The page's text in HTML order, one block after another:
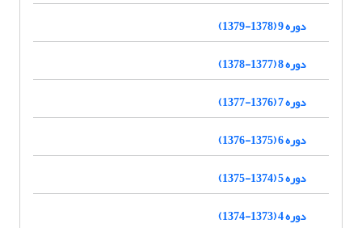
دوره 9 (1378-1379)
دوره 8 (1377-1378)
دوره 7 (1376-1377)
دوره 6 (1375-1376)
دوره 5 (1374-1375)
دوره 4 (1373-1374)